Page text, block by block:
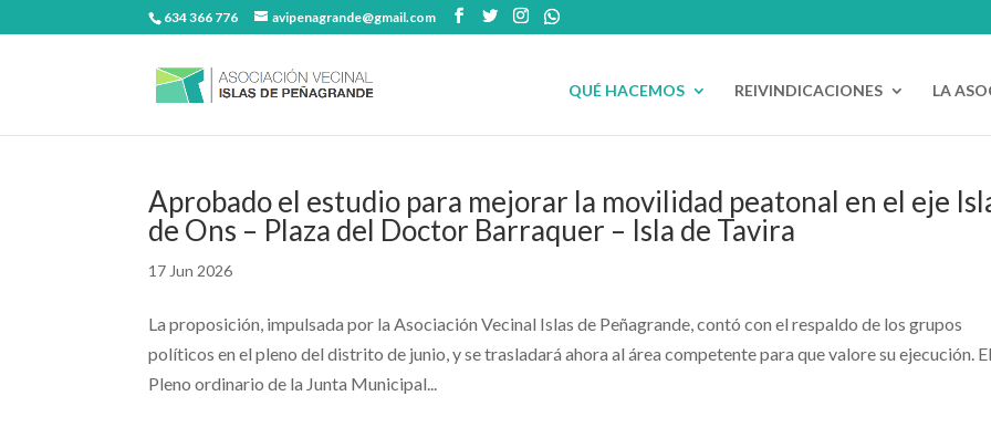
634 366 776 avipenagrande@gmail.com
QUÉ HACEMOS REIVINDICACIONES LA
Aprobado el estudio para mejorar la movilidad peatonal en el eje
de Ons – Plaza del Doctor Barraquer – Isla de Tavira
17 Jun 2026
La proposición, impulsada por la Asociación Vecinal Islas de Peñagrande, contó con el respaldo de los grupos
políticos en el pleno del distrito de junio, y se trasladará ahora al área competente para que valore su ejecución.
Pleno ordinario de la Junta Municipal...